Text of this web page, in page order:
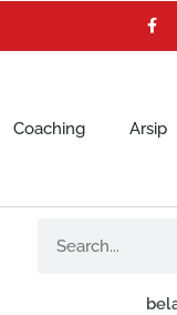
a
c
e
Coaching Arsip